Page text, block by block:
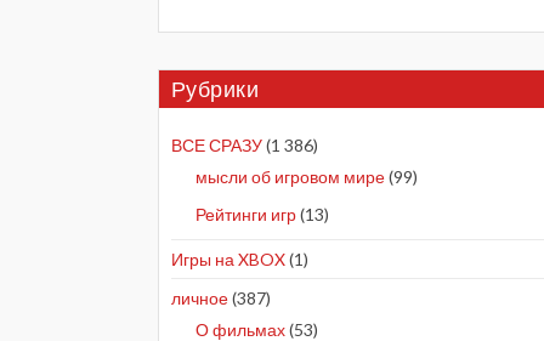
Рубрики
ВСЕ СРАЗУ(1 386)
мысли об игровом мире(99)
Рейтинги игр(13)
Игры на XBOX(1)
личное(387)
О фильмах(53)